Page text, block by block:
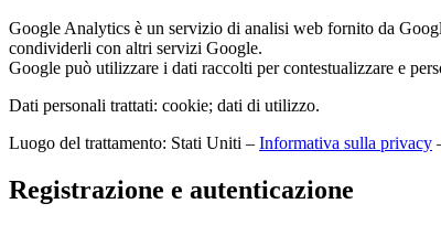
Google Analytics è un servizio di analisi web fornito da
condividerli con altri servizi Google.
Google può utilizzare i dati raccolti per contestualizzare e
Dati personali trattati: cookie; dati di utilizzo.
Luogo del trattamento: Stati Uniti – Informativa sulla privacy
Registrazione e autenticazione